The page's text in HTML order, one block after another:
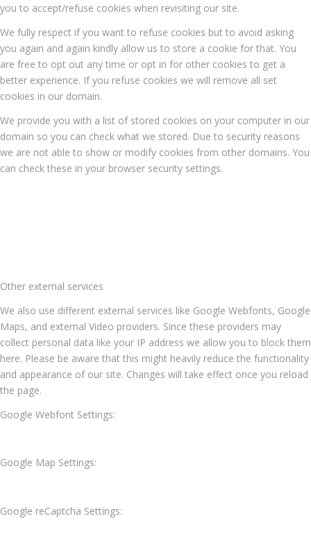
you to accept/refuse cookies when revisiting our site.
We fully respect if you want to refuse cookies but to avoid asking
you again and again kindly allow us to store a cookie for that. You
are free to opt out any time or opt in for other cookies to get a
better experience. If you refuse cookies we will remove all set
cookies in our domain.
We provide you with a list of stored cookies on your computer in our
domain so you can check what we stored. Due to security reasons
we are not able to show or modify cookies from other domains. You
can check these in your browser security settings.
Other external services
We also use different external services like Google Webfonts, Google
Maps, and external Video providers. Since these providers may
collect personal data like your IP address we allow you to block them
here. Please be aware that this might heavily reduce the functionality
and appearance of our site. Changes will take effect once you reload
the page.
Google Webfont Settings:
Google Map Settings:
Google reCaptcha Settings: